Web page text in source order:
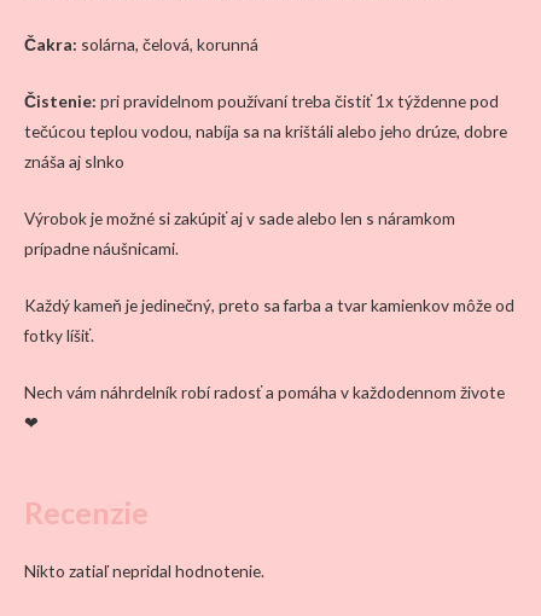
Čakra: solárna, čelová, korunná
Čistenie: pri pravidelnom používaní treba čistiť 1x týždenne pod
tečúcou teplou vodou, nabíja sa na krištáli alebo jeho drúze, dobre
znáša aj slnko
Výrobok je možné si zakúpiť aj v sade alebo len s náramkom
prípadne náušnicami.
Každý kameň je jedinečný, preto sa farba a tvar kamienkov môže od
fotky líšiť.
Nech vám náhrdelník robí radosť a pomáha v každodennom živote
❤
Recenzie
Nikto zatiaľ nepridal hodnotenie.